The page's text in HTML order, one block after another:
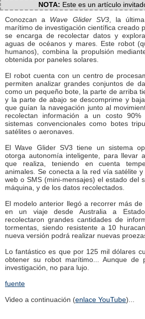
NOTA: Este es un artículo
Conozcan a Wave Glider SV3, la
marítimo de investigación científica creado
se encarga de recolectar datos y
aguas de océanos y mares. Este robot
humanos), combina la propulsión
obtenida por paneles solares.
El robot cuenta con un centro de
permiten analizar grandes conjuntos de
como un pequeño bote, la parte de arriba
y la parte de abajo se descomprime y
que guían la navegación junto al
recolectan información a un costo
sistemas convencionales como botes
satélites o aeronaves.
El Wave Glider SV3 tiene un sistema
otorga autonomía inteligente, para llevar
que realiza, teniendo en cuenta
animales. Se conecta a la red vía satélite
web o SMS (mini-mensajes) el estado del
máquina, y de los datos recolectados.
El modelo anterior llegó a recorrer más
en un viaje desde Australia a
recolectaron grandes cantidades de
tormentas, siendo resistente a 10
nueva versión podrá realizar nuevas
Lo fantástico es que por 125 mil dólares
obtener su robot marítimo... Aunque
investigación, no para lujo.
fuente
Video a continuación (enlace YouTube)...